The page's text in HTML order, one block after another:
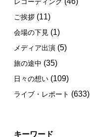
ご挨拶 (11)
会場の下見 (1)
メディア出演 (5)
旅の途中 (35)
日々の想い (109)
ライブ・レポート (633)
キーワード